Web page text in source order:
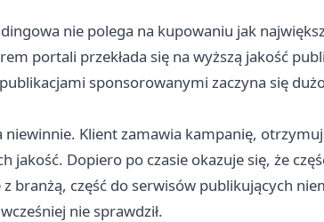
nie polega na kupowaniu jak
portali przekłada się na wyższą jakość
sponsorowanymi zaczyna się
niewinnie. Klient zamawia kampanię,
jakość. Dopiero po czasie okazuje się, że
branżą, część do serwisów publikujących
nie sprawdził.